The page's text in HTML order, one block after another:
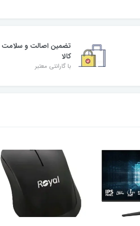
تضمین اصالت و سلامت
کالا
با گارانتی معتبر